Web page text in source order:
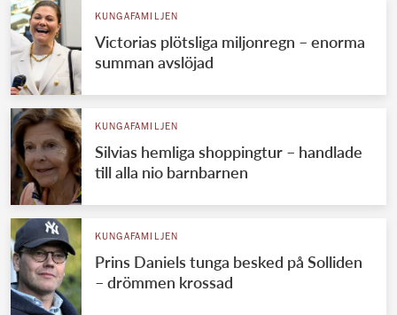
KUNGAFAMILJEN
Victorias plötsliga miljonregn – enorma
summan avslöjad
KUNGAFAMILJEN
Silvias hemliga shoppingtur – handlade
till alla nio barnbarnen
KUNGAFAMILJEN
Prins Daniels tunga besked på Solliden
– drömmen krossad